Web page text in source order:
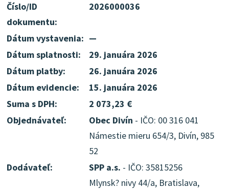
Číslo/ID
dokumentu:
2026000036
Dátum vystavenia: —
Dátum splatnosti:
29. januára 2026
Dátum platby:
26. januára 2026
Dátum evidencie:
15. januára 2026
Suma s DPH:
2 073,23 €
Objednávateľ:
Obec Divín - IČO: 00 316 041
Námestie mieru 654/3, Divín, 985
52
Dodávateľ:
SPP a.s. - IČO: 35815256
Mlynsk? nivy 44/a, Bratislava,